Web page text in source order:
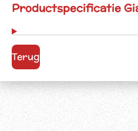
Productspecificatie
Terug